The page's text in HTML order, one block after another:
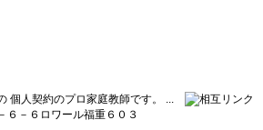
個人契約のプロ家庭教師です。 ...
６－６ロワール福重６０３